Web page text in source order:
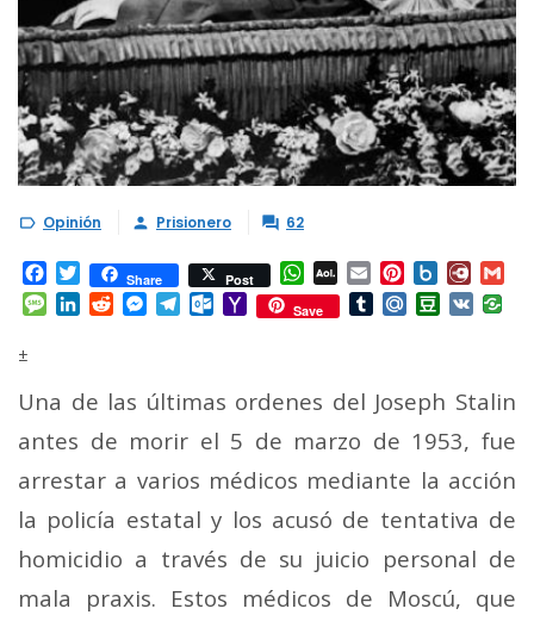
 Opinión  Prisionero  62
Facebook
TwitterShare Post WhatsApp
AOL
Mail
Email Pinterest
Box.net
Message
LinkedInRedditMessenger
TelegramOutlook.com
YahooSave TumblrMail.RuDouban
VK
±
Una de las últimas ordenes del Joseph Stalin
antes de morir el 5 de marzo de 1953, fue
arrestar a varios médicos mediante la acción
la policía estatal y los acusó de tentativa de
homicidio a través de su juicio personal de
mala praxis. Estos médicos de Moscú, que